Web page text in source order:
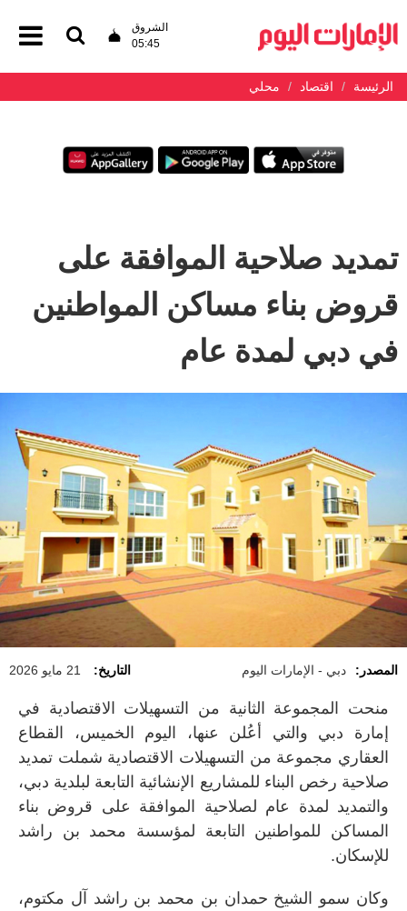
الشروق
05:45
الرئيسة اقتصاد محلي
تمديد صلاحية الموافقة على
قروض بناء مساكن المواطنين
في دبي لمدة عام
المصدر: دبي - الإمارات اليوم التاريخ: 21 مايو 2026
منحت المجموعة الثانية من التسهيلات الاقتصادية في
إمارة دبي والتي أعُلن عنها، اليوم الخميس، القطاع
العقاري مجموعة من التسهيلات الاقتصادية شملت تمديد
صلاحية رخص البناء للمشاريع الإنشائية التابعة لبلدية دبي،
والتمديد لمدة عام لصلاحية الموافقة على قروض بناء
المساكن للمواطنين التابعة لمؤسسة محمد بن راشد
للإسكان.
وكان سمو الشيخ حمدان بن محمد بن راشد آل مكتوم،